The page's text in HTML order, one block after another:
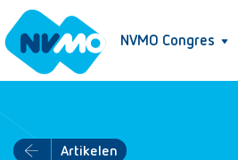
NVMO Congres
Artikelen